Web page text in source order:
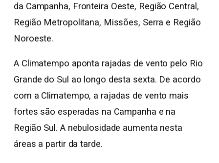
da Campanha, Fronteira Oeste, Região Central,
Região Metropolitana, Missões, Serra e Região
Noroeste.
A Climatempo aponta rajadas de vento pelo Rio
Grande do Sul ao longo desta sexta. De acordo
com a Climatempo, a rajadas de vento mais
fortes são esperadas na Campanha e na
Região Sul. A nebulosidade aumenta nesta
áreas a partir da tarde.